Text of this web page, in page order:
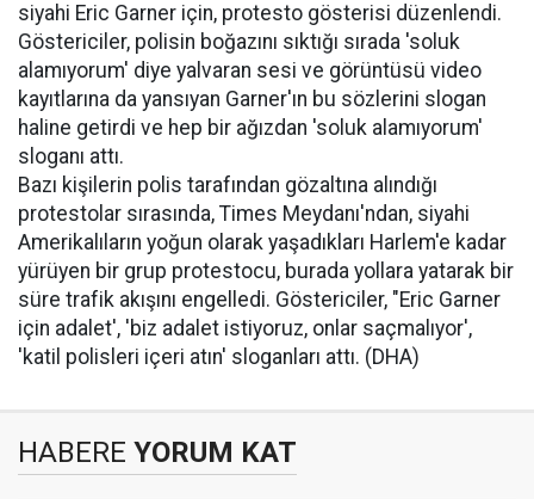
siyahi Eric Garner için, protesto gösterisi düzenlendi.
Göstericiler, polisin boğazını sıktığı sırada 'soluk
alamıyorum' diye yalvaran sesi ve görüntüsü video
kayıtlarına da yansıyan Garner'ın bu sözlerini slogan
haline getirdi ve hep bir ağızdan 'soluk alamıyorum'
sloganı attı.
Bazı kişilerin polis tarafından gözaltına alındığı
protestolar sırasında, Times Meydanı'ndan, siyahi
Amerikalıların yoğun olarak yaşadıkları Harlem'e kadar
yürüyen bir grup protestocu, burada yollara yatarak bir
süre trafik akışını engelledi. Göstericiler, "Eric Garner
için adalet', 'biz adalet istiyoruz, onlar saçmalıyor',
'katil polisleri içeri atın' sloganları attı. (DHA)
HABERE YORUM KAT